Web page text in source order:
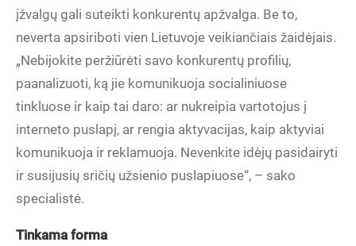
įžvalgų gali suteikti konkurentų apžvalga. Be to,
neverta apsiriboti vien Lietuvoje veikiančiais žaidėjais.
„Nebijokite peržiūrėti savo konkurentų profilių,
paanalizuoti, ką jie komunikuoja socialiniuose
tinkluose ir kaip tai daro: ar nukreipia vartotojus į
interneto puslapį, ar rengia aktyvacijas, kaip aktyviai
komunikuoja ir reklamuoja. Nevenkite idėjų pasidairyti
ir susijusių sričių užsienio puslapiuose“, – sako
specialistė.
Tinkama forma